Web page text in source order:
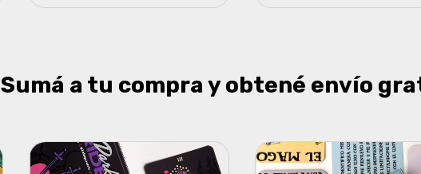
Sumá a tu compra y obtené envío